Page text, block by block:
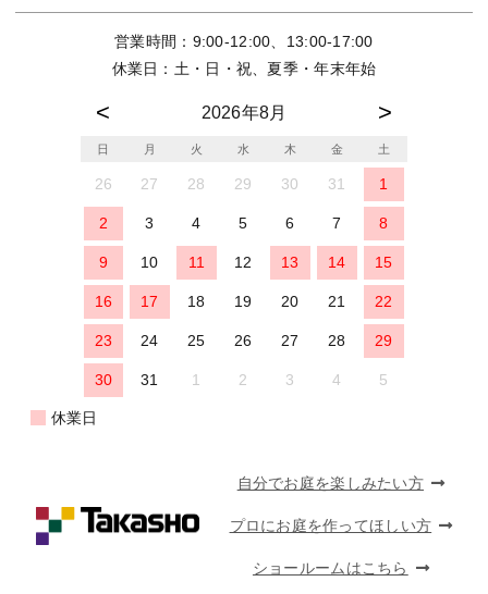
営業時間：9:00-12:00、13:00-17:00
休業日：土・日・祝、夏季・年末年始
2026年8月
日 月 火 水 木 金 土
26 27 28 29 30 31 1
2 3 4 5 6 7 8
9 10 11 12 13 14 15
16 17 18 19 20 21 22
23 24 25 26 27 28 29
30 31 1 2 3 4 5
休業日
自分でお庭を楽しみたい方
プロにお庭を作ってほしい方
ショールームはこちら